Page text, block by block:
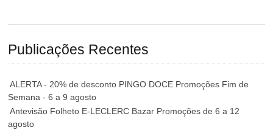
Publicações Recentes
ALERTA - 20% de desconto PINGO DOCE Promoções Fim de
Semana - 6 a 9 agosto
Antevisão Folheto E-LECLERC Bazar Promoções de 6 a 12
agosto